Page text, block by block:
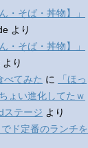
・そば・丼物】」
より
・そば・丼物】」
より
べてみた に
「ほっ
ょい進化してたｗ
ステージ より
ド定番のランチを